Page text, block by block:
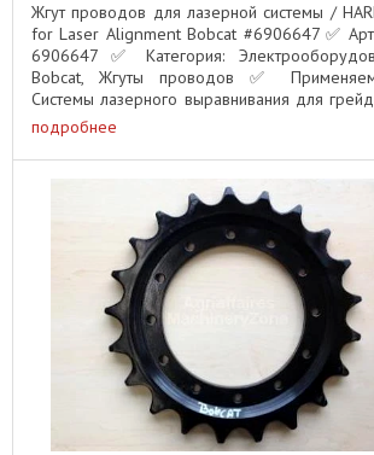
Жгут проводов для лазерной системы /
for Laser Alignment Bobcat #6906647 ✅
6906647 ✅ Категория:
Bobcat, Жгуты проводов ✅
Системы лазерного выравнивания для
Bobcat Описание: Оригинальный ...
подробнее